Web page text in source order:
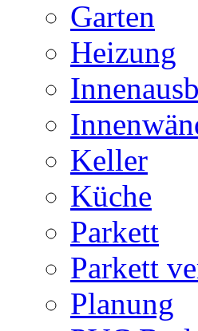
Garten
Heizung
Keller
Küche
Parkett
Parkett
Planung